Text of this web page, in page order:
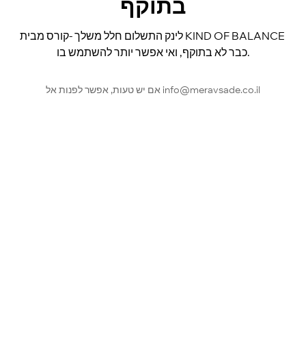
בתוקף
לינק התשלום חלל משלך -קורס מבית KIND OF BALANCE
כבר לא בתוקף, ואי אפשר יותר להשתמש בו.
אם יש טעות, אפשר לפנות אל info@meravsade.co.il